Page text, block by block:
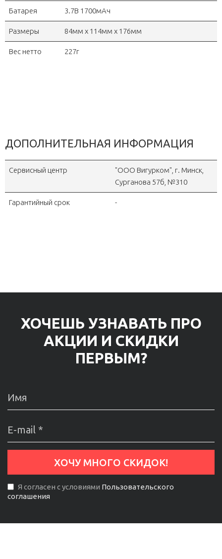
Батарея 3.7В 1700мАч
Размеры 84мм x 114мм x 176мм
Вес нетто 227г
ДОПОЛНИТЕЛЬНАЯ ИНФОРМАЦИЯ
Сервисный центр
"OOO Вигурком", г. Минск,
Сурганова 57б, №310
Гарантийный срок -
ХОЧЕШЬ УЗНАВАТЬ ПРО
АКЦИИ И СКИДКИ
ПЕРВЫМ?
Я согласен с условиями Пользовательского
соглашения